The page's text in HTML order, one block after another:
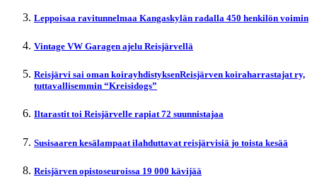
Leppoisaa ravitunnelmaa Kangaskylän radalla 450 henkilön voimin
Vintage VW Garagen ajelu Reisjärvellä
Reisjärvi sai oman koirayhdistyksenReisjärven koiraharrastajat ry,
tuttavallisemmin “Kreisidogs”
Iltarastit toi Reisjärvelle rapiat 72 suunnistajaa
Susisaaren kesälampaat ilahduttavat reisjärvisiä jo toista kesää
Reisjärven opistoseuroissa 19 000 kävijää